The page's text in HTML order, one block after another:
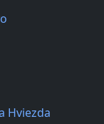
Hviezda